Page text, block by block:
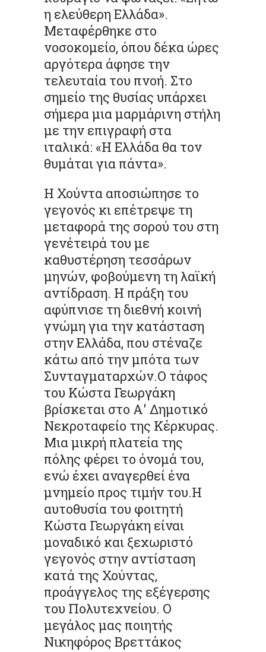
η ελεύθερη Ελλάδα».
Μεταφέρθηκε στο
νοσοκομείο, όπου δέκα ώρες
αργότερα άφησε την
τελευταία του πνοή. Στο
σημείο της θυσίας υπάρχει
σήμερα μια μαρμάρινη στήλη
με την επιγραφή στα
ιταλικά: «Η Ελλάδα θα τον
θυμάται για πάντα».
Η Χούντα αποσιώπησε το
γεγονός κι επέτρεψε τη
μεταφορά της σορού του στη
γενέτειρά του με
καθυστέρηση τεσσάρων
μηνών, φοβούμενη τη λαϊκή
αντίδραση. Η πράξη του
αφύπνισε τη διεθνή κοινή
γνώμη για την κατάσταση
στην Ελλάδα, που στέναζε
κάτω από την μπότα των
Συνταγματαρχών.Ο τάφος
του Κώστα Γεωργάκη
βρίσκεται στο Α' Δημοτικό
Νεκροταφείο της Κέρκυρας.
Μια μικρή πλατεία της
πόλης φέρει το όνομά του,
ενώ έχει αναγερθεί ένα
μνημείο προς τιμήν του.Η
αυτοθυσία του φοιτητή
Κώστα Γεωργάκη είναι
μοναδικό και ξεχωριστό
γεγονός στην αντίσταση
κατά της Χούντας,
προάγγελος της εξέγερσης
του Πολυτεχνείου. Ο
μεγάλος μας ποιητής
Νικηφόρος Βρεττάκος